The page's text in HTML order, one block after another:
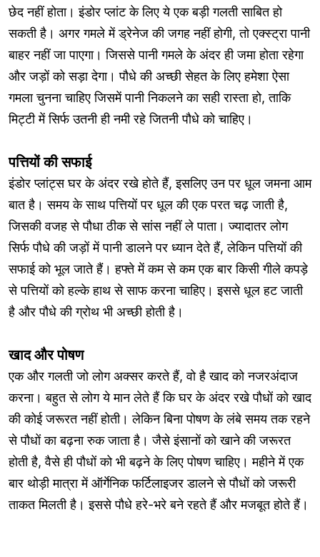
छेद नहीं होता। इंडोर प्लांट के लिए ये एक बड़ी गलती साबित हो
सकती है। अगर गमले में ड्रेनेज की जगह नहीं होगी, तो एक्स्ट्रा पानी
बाहर नहीं जा पाएगा। जिससे पानी गमले के अंदर ही जमा होता रहेगा
और जड़ों को सड़ा देगा। पौधे की अच्छी सेहत के लिए हमेशा ऐसा
गमला चुनना चाहिए जिसमें पानी निकलने का सही रास्ता हो, ताकि
मिट्टी में सिर्फ उतनी ही नमी रहे जितनी पौधे को चाहिए।
पत्तियों की सफाई
इंडोर प्लांट्स घर के अंदर रखे होते हैं, इसलिए उन पर धूल जमना आम
बात है। समय के साथ पत्तियों पर धूल की एक परत चढ़ जाती है,
जिसकी वजह से पौधा ठीक से सांस नहीं ले पाता। ज्यादातर लोग
सिर्फ पौधे की जड़ों में पानी डालने पर ध्यान देते हैं, लेकिन पत्तियों की
सफाई को भूल जाते हैं। हफ्ते में कम से कम एक बार किसी गीले कपड़े
से पत्तियों को हल्के हाथ से साफ करना चाहिए। इससे धूल हट जाती
है और पौधे की ग्रोथ भी अच्छी होती है।
खाद और पोषण
एक और गलती जो लोग अक्सर करते हैं, वो है खाद को नजरअंदाज
करना। बहुत से लोग ये मान लेते हैं कि घर के अंदर रखे पौधों को खाद
की कोई जरूरत नहीं होती। लेकिन बिना पोषण के लंबे समय तक रहने
से पौधों का बढ़ना रुक जाता है। जैसे इंसानों को खाने की जरूरत
होती है, वैसे ही पौधों को भी बढ़ने के लिए पोषण चाहिए। महीने में एक
बार थोड़ी मात्रा में ऑर्गेनिक फर्टिलाइजर डालने से पौधों को जरूरी
ताकत मिलती है। इससे पौधे हरे-भरे बने रहते हैं और मजबूत होते हैं।